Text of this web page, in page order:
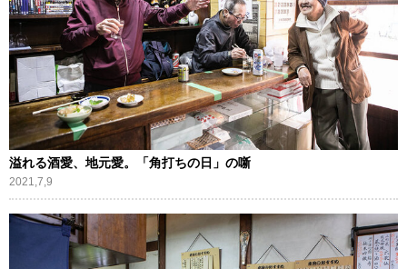
溢れる酒愛、地元愛。「角打ちの日」の噺
2021,7,9